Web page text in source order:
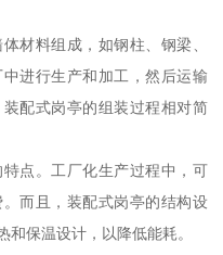
材料组成，如钢柱、钢梁、
进行生产和加工，然后运输
配式岗亭的组装过程相对简
点。工厂化生产过程中，可
而且，装配式岗亭的结构设
保温设计，以降低能耗。